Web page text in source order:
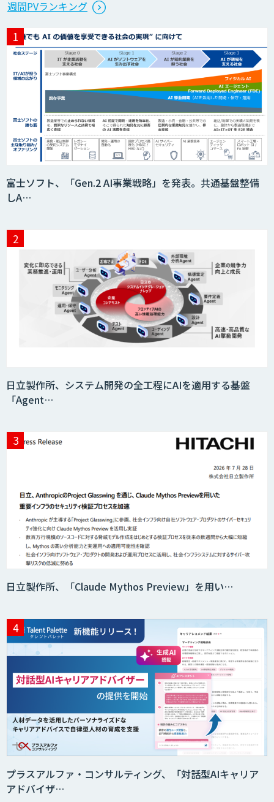
週間PVランキング
富士ソフト、「Gen.2 AI事業戦略」を発表。共通基盤整備
しA…
日立製作所、システム開発の全工程にAIを適用する基盤
「Agent…
日立製作所、「Claude Mythos Preview」を用い…
プラスアルファ・コンサルティング、「対話型AIキャリア
アドバイザ…